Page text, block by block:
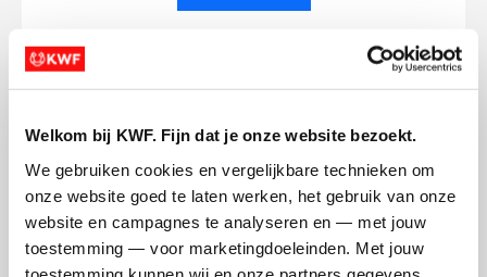
Welkom bij KWF. Fijn dat je onze website bezoekt.
We gebruiken cookies en vergelijkbare technieken om
onze website goed te laten werken, het gebruik van onze
website en campagnes te analyseren en — met jouw
toestemming — voor marketingdoeleinden. Met jouw
€0 €50
Doneer